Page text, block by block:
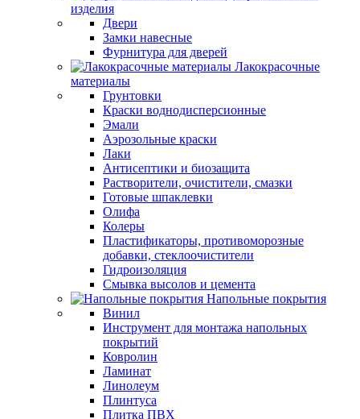
изделия
Двери
Замки навесные
Фурнитура для дверей
Лакокрасочные
материалы
Грунтовки
Краски воднодисперсионные
Эмали
Аэрозольные краски
Лаки
Антисептики и биозащита
Растворители, очистители, смазки
Готовые шпаклевки
Олифа
Колеры
Пластификаторы, противоморозные
добавки, стеклоочистители
Гидроизоляция
Смывка высолов и цемента
Напольные покрытия
Винил
Инструмент для монтажа напольных
покрытий
Ковролин
Ламинат
Линолеум
Плинтуса
Плитка ПВХ